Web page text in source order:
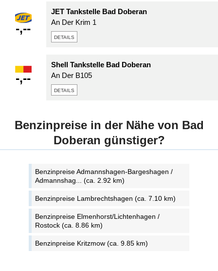
-,--
JET Tankstelle Bad Doberan
An Der Krim 1
details
-,--
Shell Tankstelle Bad Doberan
An Der B105
details
Benzinpreise in der Nähe von Bad
Doberan günstiger?
Benzinpreise Admannshagen-Bargeshagen /
Admannshag... (ca. 2.92 km)
Benzinpreise Lambrechtshagen (ca. 7.10 km)
Benzinpreise Elmenhorst/Lichtenhagen /
Rostock (ca. 8.86 km)
Benzinpreise Kritzmow (ca. 9.85 km)